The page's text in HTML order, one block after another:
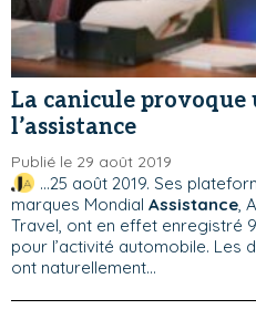
La canicule provoque
l’assistance
Publié le 29 août 2019
...25 août 2019. Ses
marques Mondial Assistance,
Travel, ont en effet enregistré
pour l’activité automobile.
ont naturellement...